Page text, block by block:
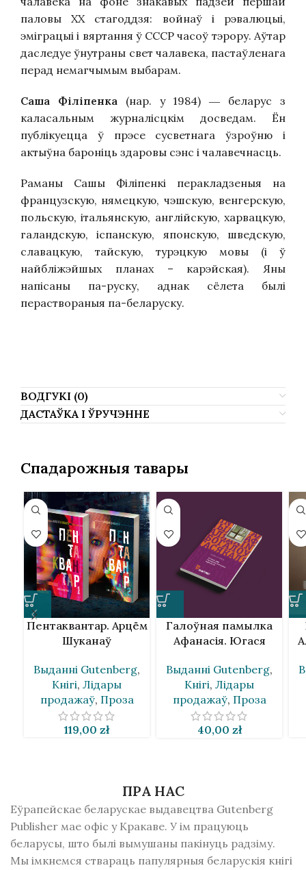
паловы ХХ стагоддзя: войнаў і рэвалюцыі,
эміграцыі і вяртання ў СССР часоў тэрору. Аўтар
даследуе ўнутраны свет чалавека, пастаўленага
перад немагчымым выбарам.
Саша Філіпенка (нар. у 1984)—
беларус з
каласальным журналісцкім досведам. Ён
публікуецца ў прэсе сусветнага ўзроўню і
актыўна бароніць здаровы сэнс і чалавечнасць.
Раманы Сашы Філіпенкі перакладзеныя на
французскую, нямецкую, чэшскую, венгерскую,
польскую, італьянскую, англійскую, харвацкую,
галандскую, іспанскую, японскую, шведскую,
славацкую, тайскую, турэцкую мовы (і ў
найбліжэйшых планах – карэйская). Яны
напісаны па-руску, аднак сёлета былі
пераствораныя па-беларуску.
ВОДГУКІ (0)
ДАСТАЎКА І ЎРУЧЭННЕ
Спадарожныя тавары
Пентаквантар. Арцём
Шуканаў
Выданнi Gutenberg,
Кнігі, Лідары
продажаў, Проза
119,00 zł
Галоўная памылка
Афанасія. Югася
Выданнi Gutenberg,
Кнігі, Лідары
продажаў, Проза
40,00 zł
ПРА НАС
Еўрапейскае беларускае выдавецтва Gutenberg
Publisher мае офіс у Кракаве. У ім працуюць
беларусы, што былі вымушаны пакінуць радзiму.
Мы імкнемся ствараць папулярныя беларускія кнігі